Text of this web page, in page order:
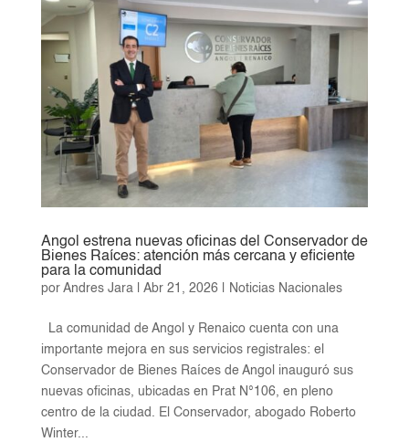
Angol estrena nuevas oficinas del Conservador de
Bienes Raíces: atención más cercana y eficiente
para la comunidad
por Andres Jara| Abr 21, 2026| Noticias Nacionales
La comunidad de Angol y Renaico cuenta con una
importante mejora en sus servicios registrales: el
Conservador de Bienes Raíces de Angol inauguró sus
nuevas oficinas, ubicadas en Prat N°106, en pleno
centro de la ciudad. El Conservador, abogado Roberto
Winter...